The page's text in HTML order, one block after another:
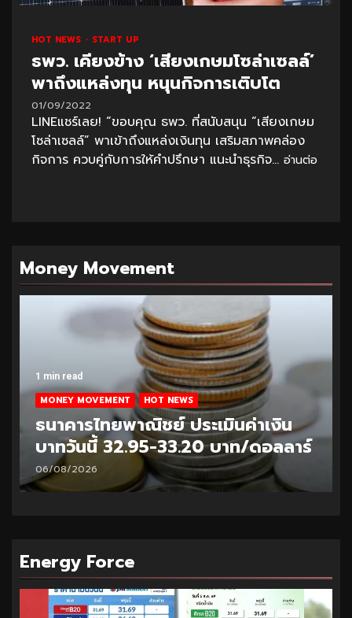
HOT NEWS START UP
ธพว. เคียงข้าง ‘เสียงเกษมโซล่าเซลล์’
พาถึงแหล่งทุน หนุนกิจการเติบโต
01/09/2022
LINEแชร์เลย! “ขอบคุณ ธพว. ที่สนับสนุน “เสียงเกษม
โซล่าเซลล์” พาเข้าถึงแหล่งเงินทุน เสริมสภาพคล่อง
กิจการ ควบคู่กับการให้คำปรึกษา แนะนำธุรกิจ... อ่านต่อ
Money Movement
1 min read
MONEY MOVEMENT HOT NEWS
ธนาคารไทยพาณิชย์ ประเมินค่าเงิน
บาทวันนี้ 32.95-33.20 บาท/ดอลลาร์
06/08/2026
Energy Force